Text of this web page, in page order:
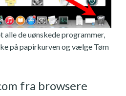
alle de uønskede programmer,
på papirkurven og vælge Tøm
fra browsere